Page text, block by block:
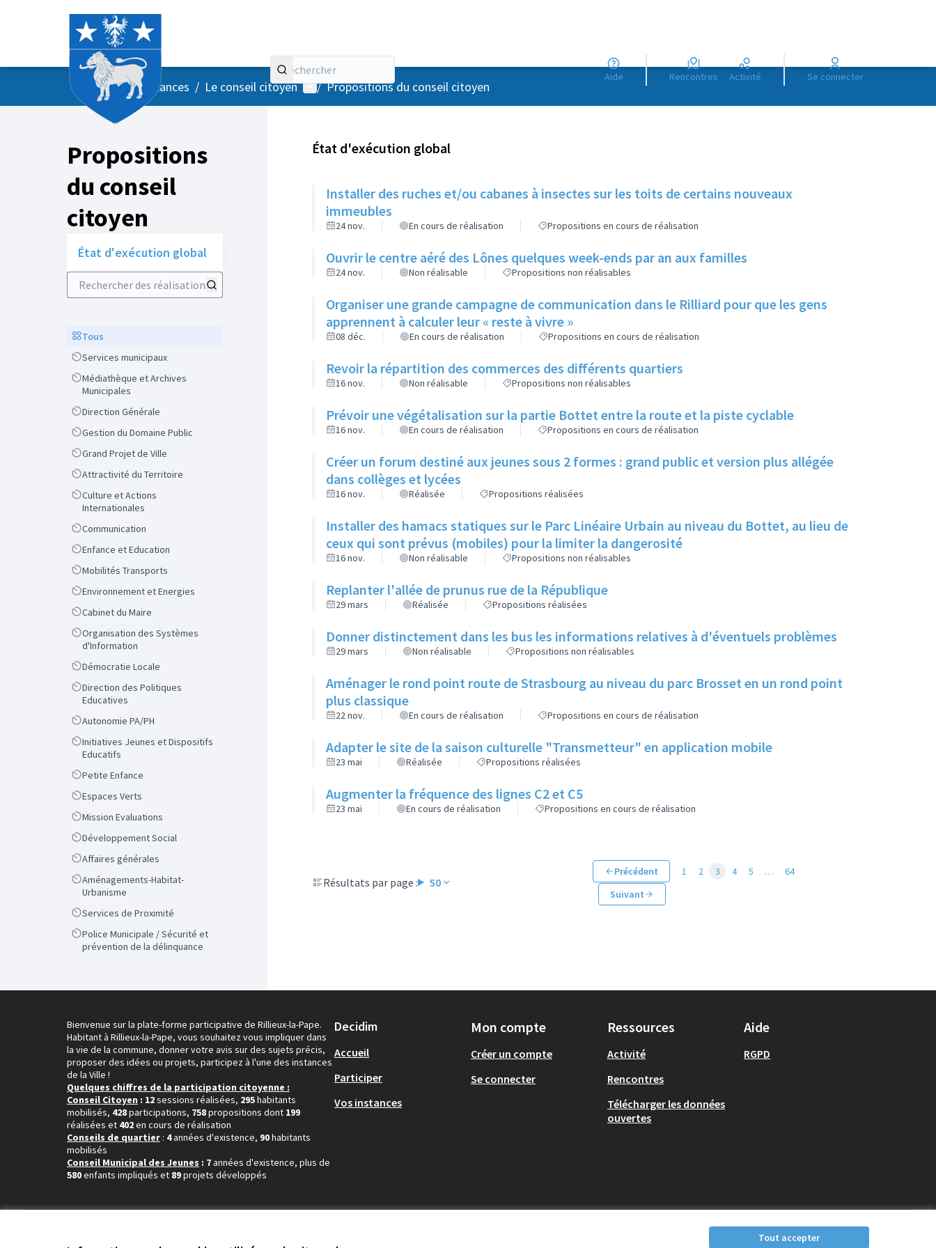
Tout accepter
Aide Rencontres Activité Se connecter
AccueilMenu principal
/ Vos instances / Le conseil citoyen Menu utilisateur
/ Propositions du conseil citoyen
Propositions
du conseil
citoyen
État d'exécution global
Rechercher des réalisations
ScopeTous
ScopeServices municipaux
Scope
Médiathèque et Archives
Municipales
ScopeDirection Générale
ScopeGestion du Domaine Public
ScopeGrand Projet de Ville
ScopeAttractivité du Territoire
Scope
Culture et Actions
Internationales
ScopeCommunication
ScopeEnfance et Education
ScopeMobilités Transports
ScopeEnvironnement et Energies
ScopeCabinet du Maire
Scope
Organisation des Systèmes
d'Information
ScopeDémocratie Locale
Scope
Direction des Politiques
Educatives
ScopeAutonomie PA/PH
Scope
Initiatives Jeunes et Dispositifs
Educatifs
ScopePetite Enfance
ScopeEspaces Verts
ScopeMission Evaluations
ScopeDéveloppement Social
ScopeAffaires générales
Scope
Aménagements-Habitat-
Urbanisme
ScopeServices de Proximité
Scope
Police Municipale / Sécurité et
prévention de la délinquance
État d'exécution global
Installer des ruches et/ou cabanes à insectes sur les toits de certains nouveaux
immeubles
24 nov. En cours de réalisation Propositions en cours de réalisation
Ouvrir le centre aéré des Lônes quelques week-ends par an aux familles
24 nov. Non réalisable Propositions non réalisables
Organiser une grande campagne de communication dans le Rilliard pour que les gens
apprennent à calculer leur « reste à vivre »
08 déc. En cours de réalisation Propositions en cours de réalisation
Revoir la répartition des commerces des différents quartiers
16 nov. Non réalisable Propositions non réalisables
Prévoir une végétalisation sur la partie Bottet entre la route et la piste cyclable
16 nov. En cours de réalisation Propositions en cours de réalisation
Créer un forum destiné aux jeunes sous 2 formes : grand public et version plus allégée
dans collèges et lycées
16 nov. Réalisée Propositions réalisées
Installer des hamacs statiques sur le Parc Linéaire Urbain au niveau du Bottet, au lieu de
ceux qui sont prévus (mobiles) pour la limiter la dangerosité
16 nov. Non réalisable Propositions non réalisables
Replanter l'allée de prunus rue de la République
29 mars Réalisée Propositions réalisées
Donner distinctement dans les bus les informations relatives à d'éventuels problèmes
29 mars Non réalisable Propositions non réalisables
Aménager le rond point route de Strasbourg au niveau du parc Brosset en un rond point
plus classique
22 nov. En cours de réalisation Propositions en cours de réalisation
Adapter le site de la saison culturelle "Transmetteur" en application mobile
23 mai Réalisée Propositions réalisées
Augmenter la fréquence des lignes C2 et C5
23 mai En cours de réalisation Propositions en cours de réalisation
Résultats par page : 50
Précédent 1 2 3 4 5 …
64
Suivant
Bienvenue sur la plate-forme participative de Rillieux-la-Pape.
Habitant à Rillieux-la-Pape, vous souhaitez vous impliquer dans
la vie de la commune, donner votre avis sur des sujets précis,
proposer des idées ou projets, participez à l'une des instances
de la Ville !
Quelques chiffres de la participation citoyenne :
Conseil Citoyen : 12sessions réalisées, 295habitants
mobilisés, 428participations, 758propositions dont 199
réalisées et 402en cours de réalisation
Conseils de quartier : 4années d'existence, 90habitants
mobilisés
Conseil Municipal des Jeunes : 7années d'existence, plus de
580enfants impliqués et 89projets développés
Decidim
Accueil
Participer
Vos instances
Mon compte
Créer un compte
Se connecter
Ressources
Activité
Rencontres
Télécharger les données
ouvertes
Aide
RGPD